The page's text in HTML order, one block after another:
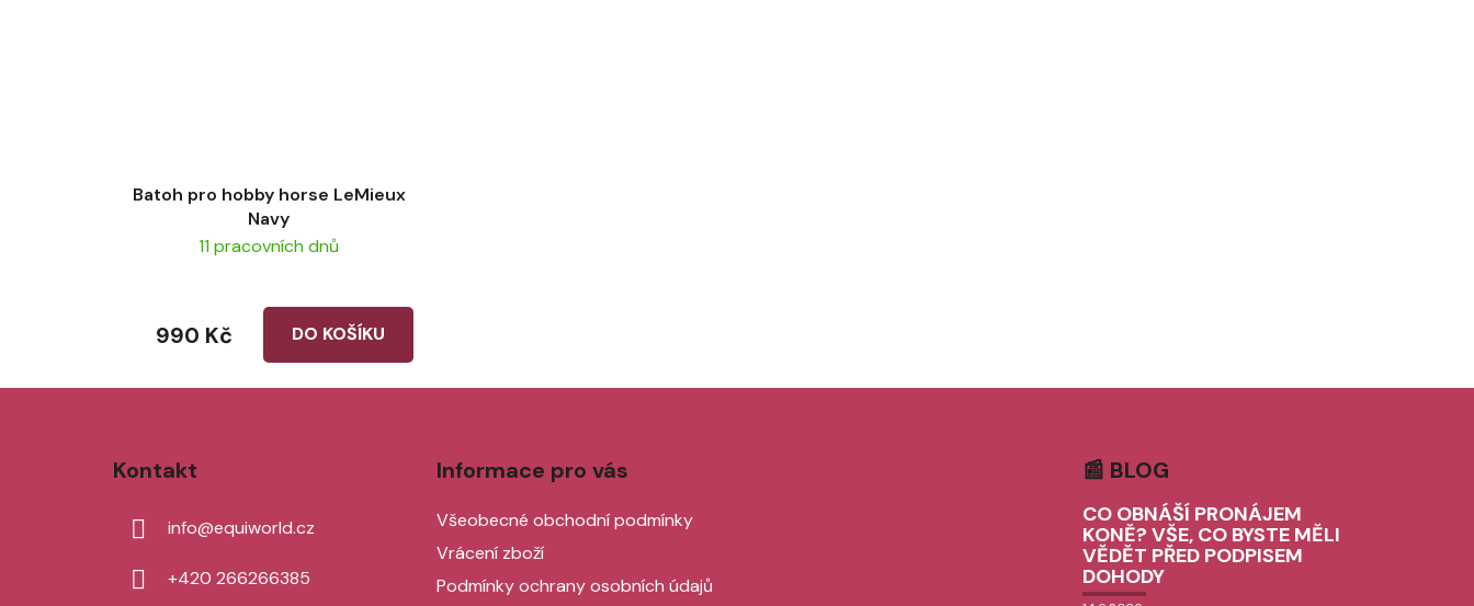
Batoh pro hobby horse LeMieux
Navy
11 pracovních dnů
DO KOŠÍKU
990 Kč
Kontakt
info@equiworld.cz
+420 266266385
Informace pro vás
Všeobecné obchodní podmínky
Vrácení zboží
Podmínky ochrany osobních údajů
📰 BLOG
CO OBNÁŠÍ PRONÁJEM
KONĚ? VŠE, CO BYSTE MĚLI
VĚDĚT PŘED PODPISEM
DOHODY